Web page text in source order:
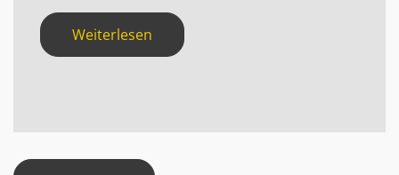
Weiterlesen